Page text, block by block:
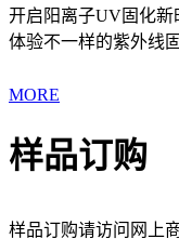
开启阳离子UV固化新
体验不一样的紫外线
MORE
样品订购
样品订购请访问网上